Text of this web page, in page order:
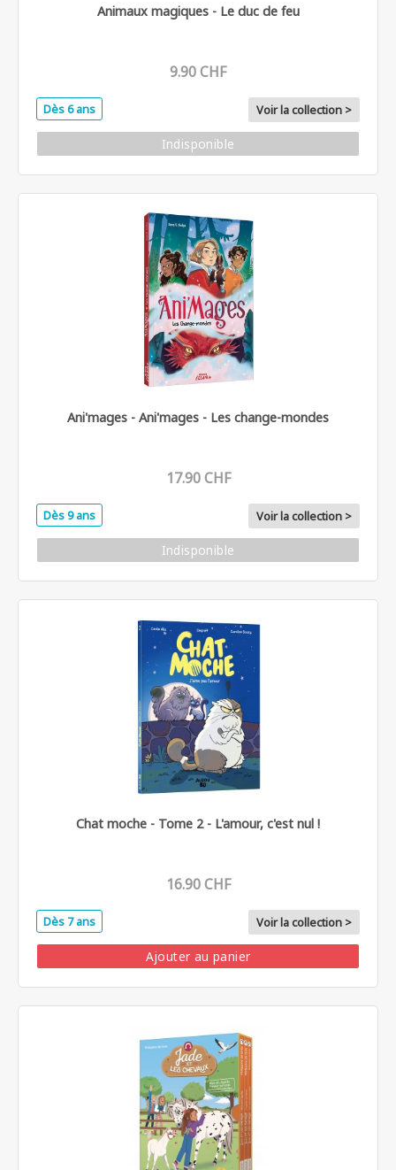
Animaux magiques - Le duc de feu
9.90 CHF
Dès 6 ans Voir la collection >
Indisponible
Ani'mages - Ani'mages - Les change-mondes
17.90 CHF
Dès 9 ans Voir la collection >
Indisponible
Chat moche - Tome 2 - L'amour, c'est nul !
16.90 CHF
Dès 7 ans Voir la collection >
Ajouter au panier